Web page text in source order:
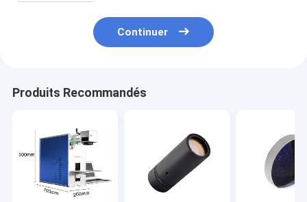
Continuer
Produits Recommandés